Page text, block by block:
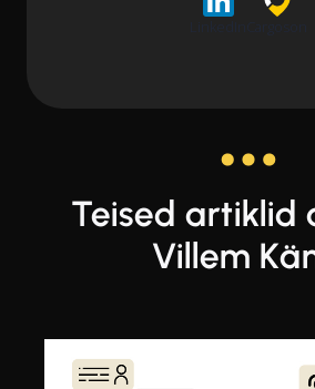
Teised artiklid
Villem